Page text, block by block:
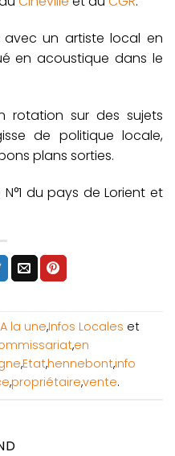
avec un artiste local en
en acoustique dans le
rotation sur des sujets
de politique locale,
plans sorties.
du pays de Lorient et
A la une,Infos Locales et
,en
,Etat,hennebont,info
,propriétaire,vente.